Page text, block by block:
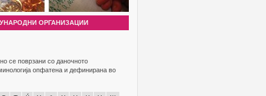
ОРГАНИЗАЦИИ
се поврзани со даночното
опфатена и дефинирана во